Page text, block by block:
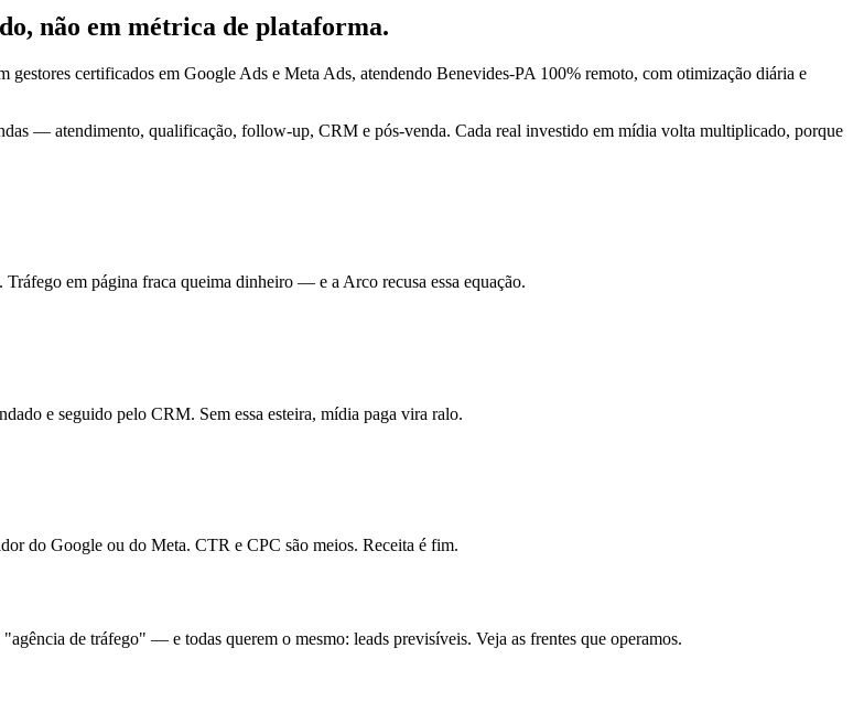
, não em métrica de plataforma.
certificados em Google Ads e Meta Ads, atendendo Benevides-PA 100% remoto, com otimização diária e
— atendimento, qualificação, follow-up, CRM e pós-venda. Cada real investido em mídia volta multiplicado, porque
em página fraca queima dinheiro — e a Arco recusa essa equação.
e seguido pelo CRM. Sem essa esteira, mídia paga vira ralo.
do Google ou do Meta. CTR e CPC são meios. Receita é fim.
de tráfego" — e todas querem o mesmo: leads previsíveis. Veja as frentes que operamos.